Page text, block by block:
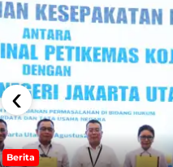
Berita
‹